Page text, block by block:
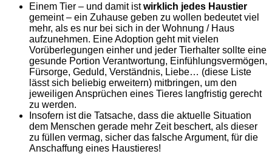
Einem Tier – und damit istwirklich jedes Haustier
gemeint – ein Zuhause geben zu wollen bedeutet viel
mehr, als es nur bei sich in der Wohnung / Haus
aufzunehmen. Eine Adoption geht mit vielen
Vorüberlegungen einher und jeder Tierhalter sollte eine
gesunde Portion Verantwortung, Einfühlungsvermögen,
Fürsorge, Geduld, Verständnis, Liebe… (diese Liste
lässt sich beliebig erweitern) mitbringen, um den
jeweiligen Ansprüchen eines Tieres langfristig gerecht
zu werden.
Insofern ist die Tatsache, dass die aktuelle Situation
dem Menschen gerade mehr Zeit beschert, als dieser
zu füllen vermag, sicher das falsche Argument, für die
Anschaffung eines Haustieres!